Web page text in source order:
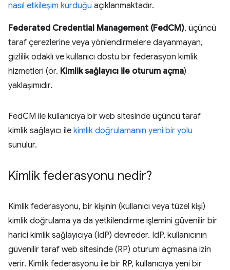
nasıl etkileşim kurduğu açıklanmaktadır.
Federated Credential Management (FedCM), üçüncü
taraf çerezlerine veya yönlendirmelere dayanmayan,
gizlilik odaklı ve kullanıcı dostu bir federasyon kimlik
hizmetleri (ör. Kimlik sağlayıcı ile oturum açma)
yaklaşımıdır.
FedCM ile kullanıcıya bir web sitesinde üçüncü taraf
kimlik sağlayıcı ile kimlik doğrulamanın yeni bir yolu
sunulur.
Kimlik federasyonu nedir?
Kimlik federasyonu, bir kişinin (kullanıcı veya tüzel kişi)
kimlik doğrulama ya da yetkilendirme işlemini güvenilir bir
harici kimlik sağlayıcıya (IdP) devreder. IdP, kullanıcının
güvenilir taraf web sitesinde (RP) oturum açmasına izin
verir. Kimlik federasyonu ile bir RP, kullanıcıya yeni bir